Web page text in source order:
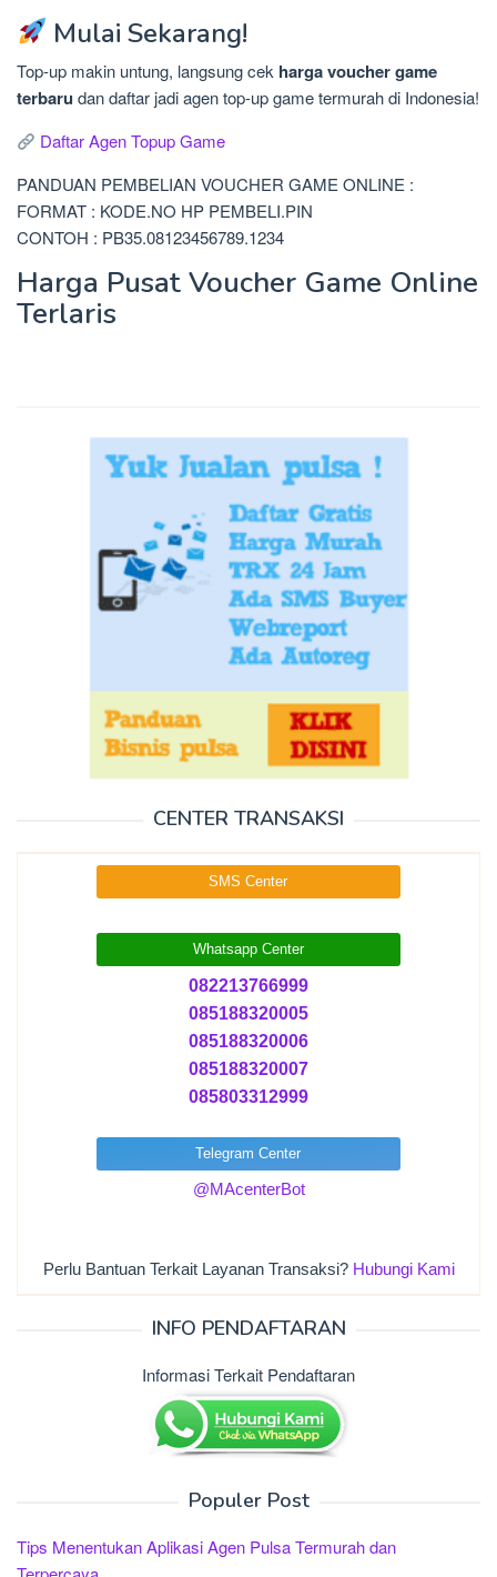
Mulai Sekarang!
Top-up makin untung, langsung cek harga voucher game
terbaru dan daftar jadi agen top-up game termurah di Indonesia!
Daftar Agen Topup Game
PANDUAN PEMBELIAN VOUCHER GAME ONLINE :
FORMAT : KODE.NO HP PEMBELI.PIN
CONTOH : PB35.08123456789.1234
Harga Pusat Voucher Game Online
Terlaris
CENTER TRANSAKSI
SMS Center
Whatsapp Center
082213766999
085188320005
085188320006
085188320007
085803312999
Telegram Center
@MAcenterBot
Perlu Bantuan Terkait Layanan Transaksi? Hubungi Kami
INFO PENDAFTARAN
Informasi Terkait Pendaftaran
Populer Post
Tips Menentukan Aplikasi Agen Pulsa Termurah dan